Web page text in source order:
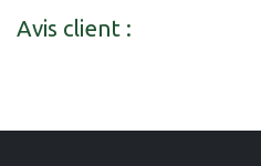
Avis client :